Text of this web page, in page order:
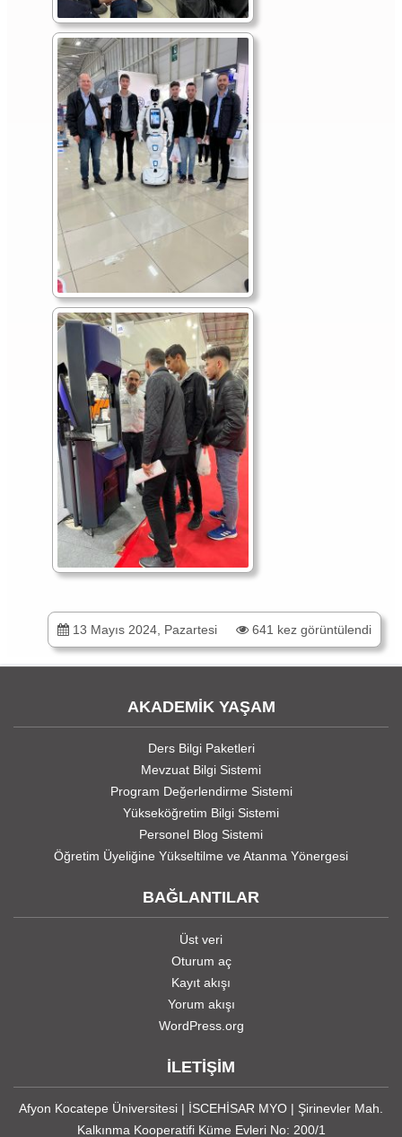
13 Mayıs 2024, Pazartesi 641 kez görüntülendi
AKADEMİK YAŞAM
Ders Bilgi Paketleri
Mevzuat Bilgi Sistemi
Program Değerlendirme Sistemi
Yükseköğretim Bilgi Sistemi
Personel Blog Sistemi
Öğretim Üyeliğine Yükseltilme ve Atanma Yönergesi
BAĞLANTILAR
Üst veri
Oturum aç
Kayıt akışı
Yorum akışı
WordPress.org
İLETİŞİM
Afyon Kocatepe Üniversitesi | İSCEHİSAR MYO | Şirinevler Mah.
Kalkınma Kooperatifi Küme Evleri No: 200/1